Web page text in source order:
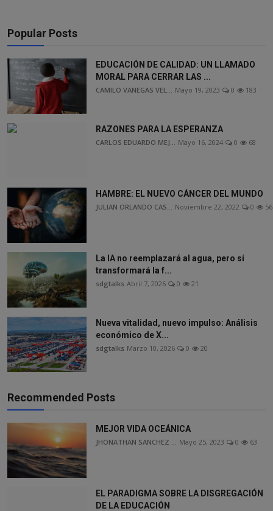
Popular Posts
EDUCACIÓN DE CALIDAD: UN LLAMADO
MORAL PARA CERRAR LAS ...
CAMILO VANEGAS VEL... Mayo 19, 2023 0 183
RAZONES PARA LA ESPERANZA
CARLOS EDUARDO MEJ... Mayo 16, 2024 0 68
HAMBRE: EL NUEVO CÁNCER DEL MUNDO
JULIAN ORLANDO CAS... Noviembre 22, 2022 0 56
La IA no reemplazará al agua, pero sí
transformará la f...
sdgtalks Abril 7, 2026 0 21
Nueva vitalidad, nuevo impulso: Análisis
económico de X...
sdgtalks Marzo 10, 2026 0 20
Recommended Posts
MEJOR VIDA OCEÁNICA
JHONATHAN SANCHEZ ... Mayo 25, 2023 0 63
EL PARADIGMA SOBRE LA DISGREGACIÓN
DE LA EDUCACIÓN